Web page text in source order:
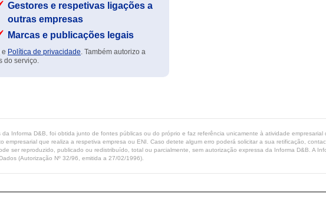
Gestores e respetivas ligações a
outras empresas
Marcas e publicações legais
e Política de privacidade. Também autorizo a
do serviço.
Informa D&B, foi obtida junto de fontes públicas ou do próprio e faz referência unicamente à atividade empresarial
que realiza a respetiva empresa ou ENI. Caso detete algum erro poderá solicitar a sua retificação,
ser reproduzido, publicado ou redistribuído, total ou parcialmente, sem autorização expressa da Informa D&B. A
(Autorização Nº 32/96, emitida a 27/02/1996).